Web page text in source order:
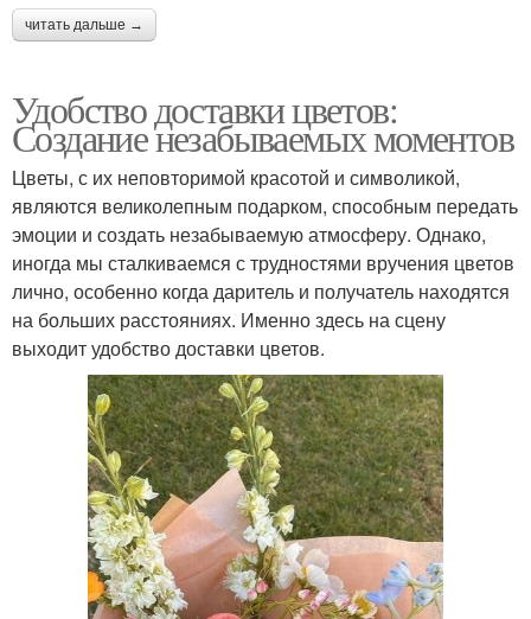
читать дальше →
Удобство доставки цветов:
Создание незабываемых моментов
Цветы, с их неповторимой красотой и символикой,
являются великолепным подарком, способным передать
эмоции и создать незабываемую атмосферу. Однако,
иногда мы сталкиваемся с трудностями вручения цветов
лично, особенно когда даритель и получатель находятся
на больших расстояниях. Именно здесь на сцену
выходит удобство доставки цветов.